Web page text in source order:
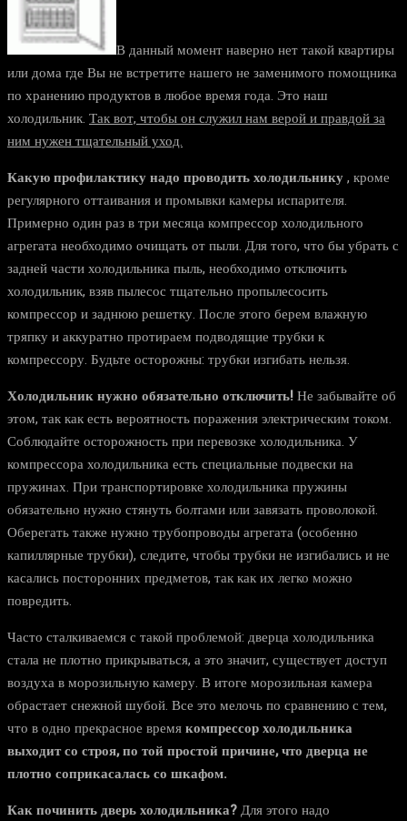
В данный момент наверно нет такой квартиры
или дома где Вы не встретите нашего не заменимого помощника
по хранению продуктов в любое время года. Это наш
холодильник. Так вот, чтобы он служил нам верой и правдой за
ним нужен тщательный уход.
Какую профилактику надо проводить холодильнику, кроме
регулярного оттаивания и промывки камеры испарителя.
Примерно один раз в три месяца компрессор холодильного
агрегата необходимо очищать от пыли. Для того, что бы убрать с
задней части холодильника пыль, необходимо отключить
холодильник, взяв пылесос тщательно пропылесосить
компрессор и заднюю решетку. После этого берем влажную
тряпку и аккуратно протираем подводящие трубки к
компрессору. Будьте осторожны: трубки изгибать нельзя.
Холодильник нужно обязательно отключить!Не забывайте об
этом, так как есть вероятность поражения электрическим током.
Соблюдайте осторожность при перевозке холодильника. У
компрессора холодильника есть специальные подвески на
пружинах. При транспортировке холодильника пружины
обязательно нужно стянуть болтами или завязать проволокой.
Оберегать также нужно трубопроводы агрегата (особенно
капиллярные трубки), следите, чтобы трубки не изгибались и не
касались посторонних предметов, так как их легко можно
повредить.
Часто сталкиваемся с такой проблемой: дверца холодильника
стала не плотно прикрываться, а это значит, существует доступ
воздуха в морозильную камеру. В итоге морозильная камера
обрастает снежной шубой. Все это мелочь по сравнению с тем,
что в одно прекрасное времякомпрессор холодильника
выходит со строя, по той простой причине, что дверца не
плотно соприкасалась со шкафом.
Как починить дверь холодильника?Для этого надо